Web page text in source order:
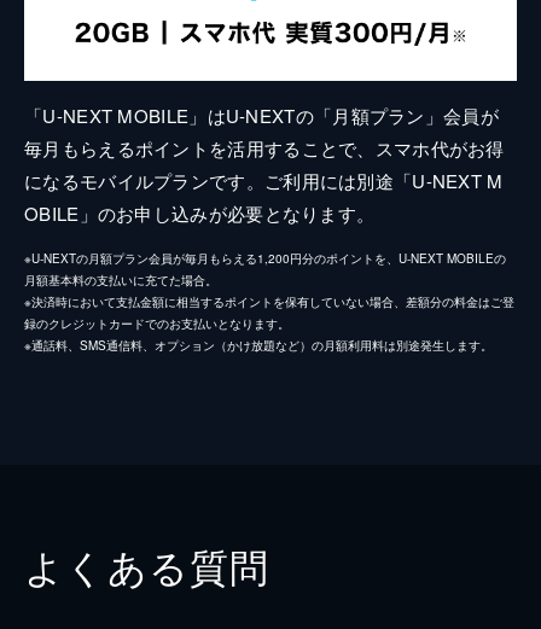
「U-NEXT MOBILE」はU-NEXTの「月額プラン」会員が
毎月もらえるポイントを活用することで、スマホ代がお得
になるモバイルプランです。ご利用には別途「U-NEXT M
OBILE」のお申し込みが必要となります。
※U-NEXTの月額プラン会員が毎月もらえる1,200円分のポイントを、U-NEXT MOBILEの
月額基本料の支払いに充てた場合。
※決済時において支払金額に相当するポイントを保有していない場合、差額分の料金はご登
録のクレジットカードでのお支払いとなります。
※通話料、SMS通信料、オプション（かけ放題など）の月額利用料は別途発生します。
よくある質問